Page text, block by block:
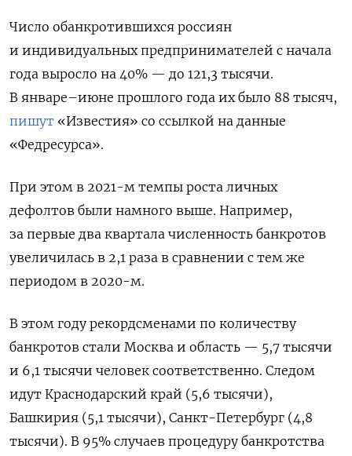
Число обанкротившихся россиян
и индивидуальных предпринимателей с начала
года выросло на 40% — до 121,3 тысячи.
В январе–июне прошлого года их было 88 тысяч,
пишут «Известия» со ссылкой на данные
«Федресурса».
При этом в 2021-м темпы роста личных
дефолтов были намного выше. Например,
за первые два квартала численность банкротов
увеличилась в 2,1 раза в сравнении с тем же
периодом в 2020-м.
В этом году рекордсменами по количеству
банкротов стали Москва и область — 5,7 тысячи
и 6,1 тысячи человек соответственно. Следом
идут Краснодарский край (5,6 тысячи),
Башкирия (5,1 тысячи), Санкт-Петербург (4,8
тысячи). В 95% случаев процедуру банкротства